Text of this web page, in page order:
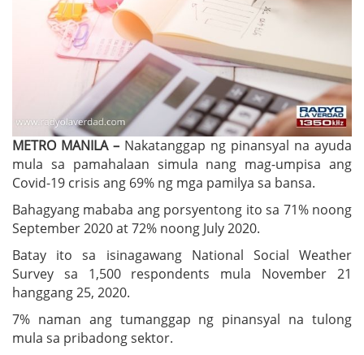
METRO MANILA – Nakatanggap ng pinansyal na ayuda
mula sa pamahalaan simula nang mag-umpisa ang
Covid-19 crisis ang 69% ng mga pamilya sa bansa.
Bahagyang mababa ang porsyentong ito sa 71% noong
September 2020 at 72% noong July 2020.
Batay ito sa isinagawang National Social Weather
Survey sa 1,500 respondents mula November 21
hanggang 25, 2020.
7% naman ang tumanggap ng pinansyal na tulong
mula sa pribadong sektor.